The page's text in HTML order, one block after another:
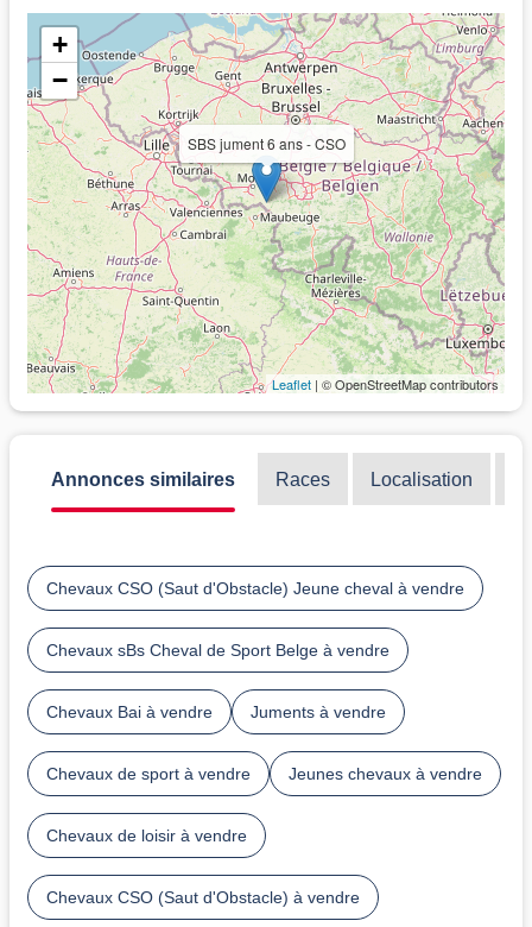
SBS jument 6 ans - CSO
+
−
Leaflet | © OpenStreetMap contributors
Annonces similaires Races Localisation
Chevaux CSO (Saut d'Obstacle) Jeune cheval à vendre
Chevaux sBs Cheval de Sport Belge à vendre
Chevaux Bai à vendre Juments à vendre
Chevaux de sport à vendre Jeunes chevaux à vendre
Chevaux de loisir à vendre
Chevaux CSO (Saut d'Obstacle) à vendre